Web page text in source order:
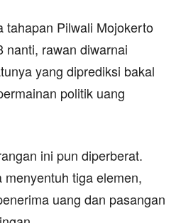
tahapan Pilwali Mojokerto
nanti, rawan diwarnai
yang diprediksi bakal
politik uang
ini pun diperberat.
tiga elemen,
uang dan pasangan